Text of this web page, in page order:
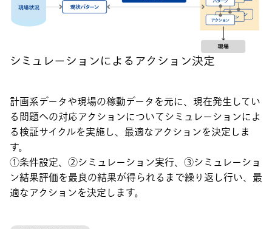
シミュレーションによるアクション決定
計画系データや現場の稼動データを元に、現在発生してい
る問題への対応アクションについてシミュレーションによ
る検証サイクルを実施し、最適なアクションを決定しま
す。
①条件設定、②シミュレーション実行、③シミュレーショ
ン結果評価を最良の結果が得られるまで繰り返し行い、最
適なアクションを決定します。